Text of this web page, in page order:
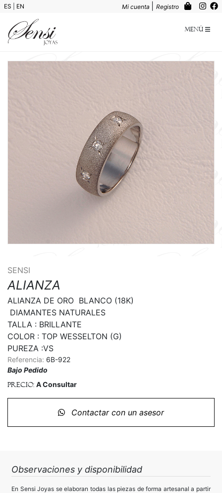
ES EN Mi cuenta Registro
Menú
SENSI
ALIANZA
ALIANZA DE ORO  BLANCO (18K)
TALLA : BRILLANTE
COLOR : TOP WESSELTON (G)
Referencia: 6B-922
Bajo Pedido
Precio: A Consultar
Contactar con un asesor
Observaciones y disponibilidad
En Sensi Joyas se elaboran todas las piezas de forma artesanal a partir